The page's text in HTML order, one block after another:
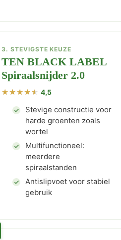
3. STEVIGSTE KEUZE
TEN BLACK LABEL
Spiraalsnijder 2.0
4,5
Stevige constructie voor
harde groenten zoals
wortel
Multifunctioneel:
meerdere
spiraalstanden
Antislipvoet voor stabiel
gebruik